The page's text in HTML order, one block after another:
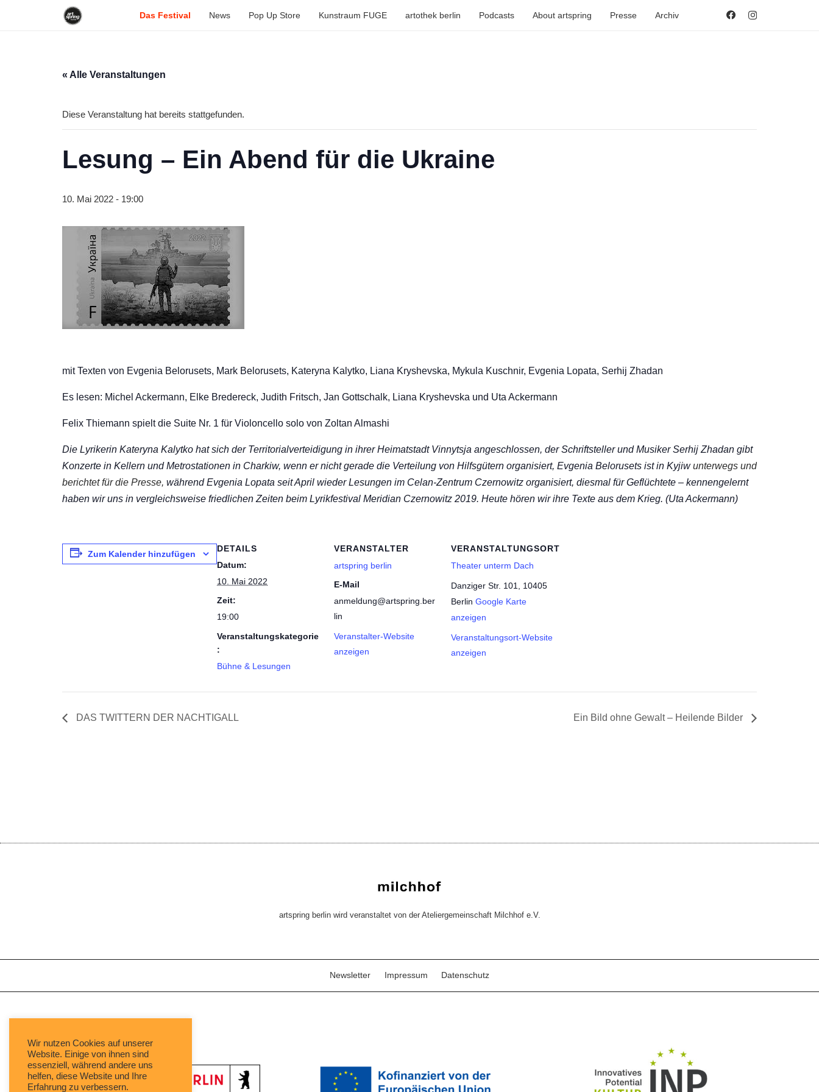
Das Festival News Pop Up Store Kunstraum FUGE artothek berlin Podcasts About artspring Presse Archiv
« Alle Veranstaltungen
Diese Veranstaltung hat bereits stattgefunden.
Lesung – Ein Abend für die Ukraine
10. Mai 2022 - 19:00
mit Texten von Evgenia Belorusets, Mark Belorusets, Kateryna Kalytko, Liana Kryshevska, Mykula Kuschnir, Evgenia Lopata, Serhij Zhadan
Es lesen: Michel Ackermann, Elke Bredereck, Judith Fritsch, Jan Gottschalk, Liana Kryshevska und Uta Ackermann
Felix Thiemann spielt die Suite Nr. 1 für Violoncello solo von Zoltan Almashi
Die Lyrikerin Kateryna Kalytko hat sich der Territorialverteidigung in ihrer Heimatstadt Vinnytsja angeschlossen, der Schriftsteller und Musiker Serhij Zhadan gibt
Konzerte in Kellern und Metrostationen in Charkiw, wenn er nicht gerade die Verteilung von Hilfsgütern organisiert, Evgenia Belorusets ist in Kyjiwunterwegs und
berichtet für die Presse, während Evgenia Lopata seit April wieder Lesungen im Celan-Zentrum Czernowitz organisiert, diesmal für Geflüchtete – kennengelernt
haben wir uns in vergleichsweise friedlichen Zeiten beim Lyrikfestival Meridian Czernowitz 2019. Heute hören wir ihre Texte aus dem Krieg. (Uta Ackermann)
Zum Kalender hinzufügen
DETAILS
Datum:
10. Mai 2022
Zeit:
19:00
Veranstaltungskategorie
:
Bühne & Lesungen
VERANSTALTER
artspring berlin
E-Mail
anmeldung@artspring.ber
lin
Veranstalter-Website
anzeigen
VERANSTALTUNGSORT
Theater unterm Dach
Danziger Str. 101, 10405
Berlin Google Karte
anzeigen
Veranstaltungsort-Website
anzeigen
DAS TWITTERN DER NACHTIGALL Ein Bild ohne Gewalt – Heilende Bilder
artspring berlin wird veranstaltet von der Ateliergemeinschaft Milchhof e.V.
Newsletter Impressum Datenschutz
Wir nutzen Cookies auf unserer
Website. Einige von ihnen sind
essenziell, während andere uns
helfen, diese Website und Ihre
Erfahrung zu verbessern.